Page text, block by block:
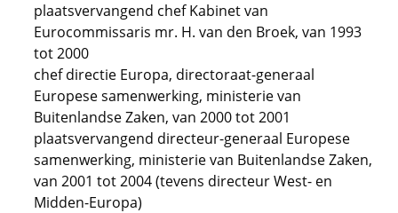
plaatsvervangend chef Kabinet van
Eurocommissaris mr. H. van den Broek, van 1993
tot 2000
chef directie Europa, directoraat-generaal
Europese samenwerking, ministerie van
Buitenlandse Zaken, van 2000 tot 2001
plaatsvervangend directeur-generaal Europese
samenwerking, ministerie van Buitenlandse Zaken,
van 2001 tot 2004 (tevens directeur West- en
Midden-Europa)